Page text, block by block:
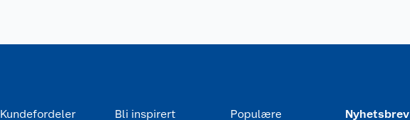
Kundefordeler Bli inspirert
Populære
Nyhetsbrev